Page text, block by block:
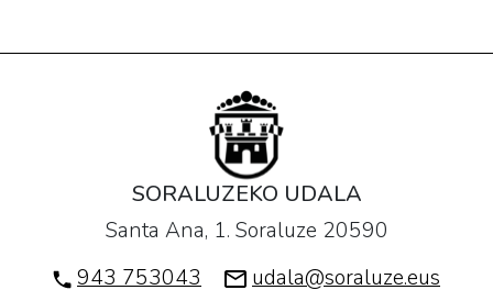
SORALUZEKO UDALA
Santa Ana, 1. Soraluze 20590
943 753043
udala@soraluze.eus